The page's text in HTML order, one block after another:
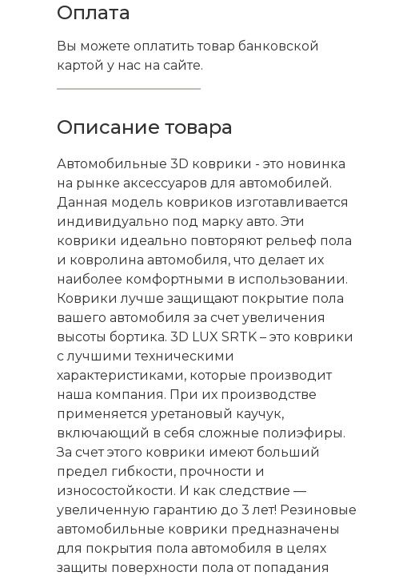
Оплата
Вы можете оплатить товар банковской
картой у нас на сайте.
Описание товара
Автомобильные 3D коврики - это новинка
на рынке аксессуаров для автомобилей.
Данная модель ковриков изготавливается
индивидуально под марку авто. Эти
коврики идеально повторяют рельеф пола
и ковролина автомобиля, что делает их
наиболее комфортными в использовании.
Коврики лучше защищают покрытие пола
вашего автомобиля за счет увеличения
высоты бортика. 3D LUX SRTK – это коврики
с лучшими техническими
характеристиками, которые производит
наша компания. При их производстве
применяется уретановый каучук,
включающий в себя сложные полиэфиры.
За счет этого коврики имеют больший
предел гибкости, прочности и
износостойкости. И как следствие —
увеличенную гарантию до 3 лет! Резиновые
автомобильные коврики предназначены
для покрытия пола автомобиля в целях
защиты поверхности пола от попадания